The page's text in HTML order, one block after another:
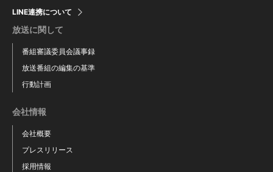
アキラ・イエレミア
Akira Ieremia
LINE連携について
放送に関して
番組審議委員会議事録
放送番組の編集の基準
行動計画
会社情報
会社概要
プレスリリース
採用情報